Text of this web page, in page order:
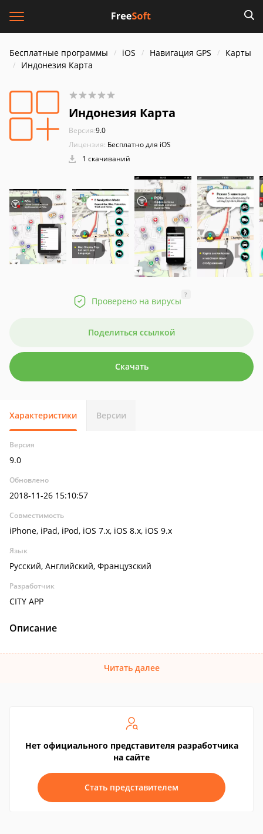
Бесплатные программы iOS Навигация GPS
Карты
Индонезия Карта
Индонезия Карта
Версия:9.0
Лицензия: Бесплатно для iOS
1 скачиваний
Проверено на вирусы
?
Поделиться ссылкой
Скачать
Характеристики Версии
Версия
9.0
Обновлено
2018-11-26 15:10:57
Совместимость
iPhone, iPad, iPod, iOS 7.x, iOS 8.x, iOS 9.x
Язык
Русский, Английский, Французский
Разработчик
CITY APP
Описание
Читать далее
Нет официального представителя разработчика
на сайте
Стать представителем